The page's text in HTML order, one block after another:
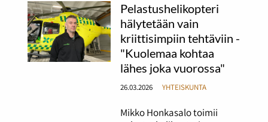
Pelastushelikopteri
hälytetään vain
kriittisimpiin tehtäviin -
"Kuolemaa kohtaa
lähes joka vuorossa"
26.03.2026 YHTEISKUNTA
Mikko Honkasalo toimii